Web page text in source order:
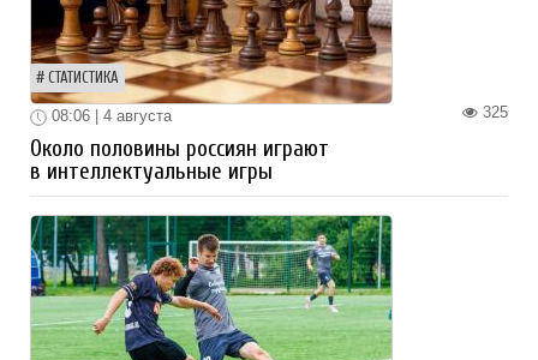
СТАТИСТИКА
325
08:06 | 4 августа
Около половины россиян играют
в интеллектуальные игры